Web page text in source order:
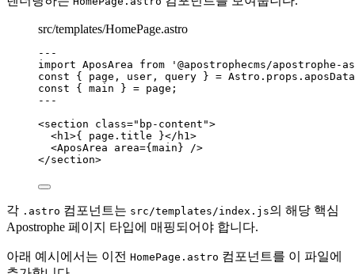
src/templates/HomePage.astro
-- -
import AposArea from ' @apostrophecms/apostrophe-
const { page , user , query } = Astro . props . aposData
const { main } = page ;
-- -
<section class=" bp-content ">
<h1 >{ page . title }</ h1 >
<AposArea area={main} />
</section>
각 .astro 컴포넌트는 src/templates/index.js의 해당 핵심
Apostrophe 페이지 타입에 매핑되어야 합니다.
아래 예시에서는 이전 HomePage.astro 컴포넌트를 이 파일에